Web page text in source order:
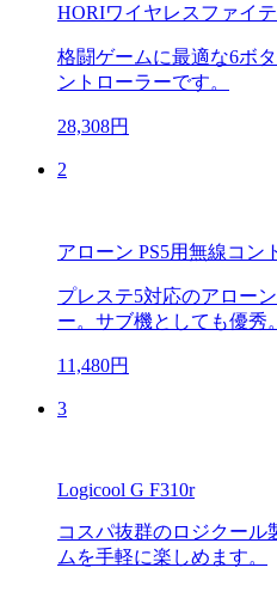
HORIワイヤレスファイ
格闘ゲームに最適な6ボ
ントローラーです。
28,308円
2
アローン PS5用無線コン
プレステ5対応のアロー
ー。サブ機としても優秀。
11,480円
3
Logicool G F310r
コスパ抜群のロジクール
ムを手軽に楽しめます。